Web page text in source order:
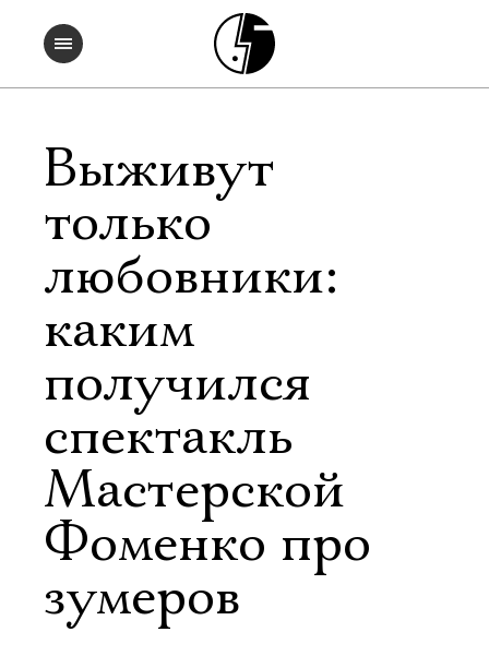
Выживут
только
любовники:
каким
получился
спектакль
Мастерской
Фоменко про
зумеров